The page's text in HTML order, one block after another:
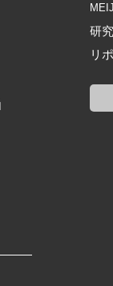
研
リ